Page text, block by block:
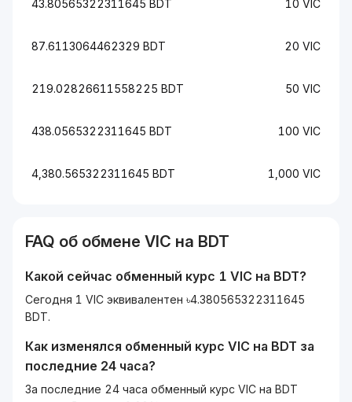
43.80565322311645 BDT 10 VIC
87.6113064462329 BDT 20 VIC
219.02826611558225 BDT 50 VIC
438.0565322311645 BDT 100 VIC
4,380.565322311645 BDT 1,000 VIC
FAQ об обмене VIC на BDT
Какой сейчас обменный курс 1 VIC на BDT?
Сегодня 1 VIC эквивалентен ৳4.380565322311645
BDT.
Как изменялся обменный курс VIC на BDT за
последние 24 часа?
За последние 24 часа обменный курс VIC на BDT